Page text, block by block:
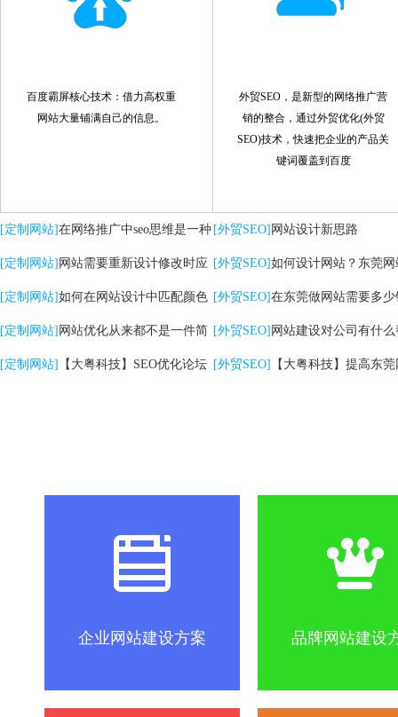
百度霸屏核心技术：借力高权重
网站大量铺满自己的信息。
外贸SEO，是新型的网络推广营
销的整合，通过外贸优化(外贸
SEO)技术，快速把企业的产品关
键词覆盖到百度
[定制网站]在网络推广中seo思维是一种
策略
[定制网站] 网站需要重新设计修改时应
注意哪些问题
[定制网站]如何在网站设计中匹配颜色
[定制网站] 网站优化从来都不是一件简
单的事情
[定制网站] 【大粤科技】SEO优化论坛
[外贸SEO] 网站设计新思路
[外贸SEO]如何设计网站？东莞网
计的核心是什么？
[外贸SEO]在东莞做网站需要多少
[外贸SEO] 网站建设对公司有什么
助？
[外贸SEO] 【大粤科技】提高东
企业网站建设方案 品牌网站建设